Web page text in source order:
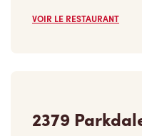
VOIR LE RESTAURANT
2379